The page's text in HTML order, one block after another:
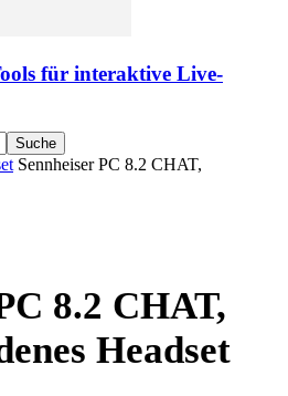
für interaktive Live-
Sennheiser PC 8.2 CHAT,
8.2 CHAT,
Headset